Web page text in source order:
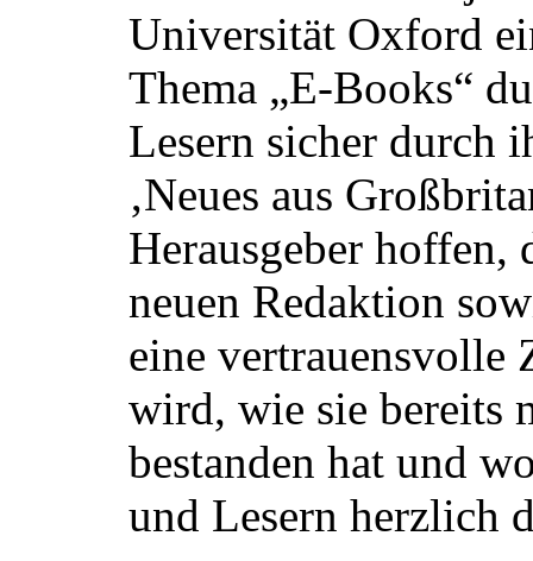
Universität Oxford
Thema „E-Books“
Lesern sicher durch
‚Neues aus
Herausgeber hoffen,
neuen Redaktion
eine vertrauensvolle
wird, wie sie bereits
bestanden hat und
und Lesern herzlich